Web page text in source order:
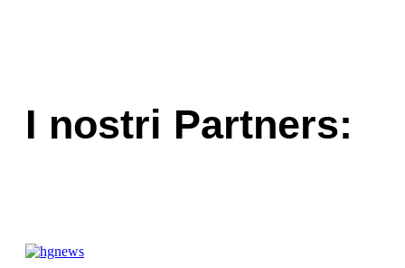
I nostri Partners: